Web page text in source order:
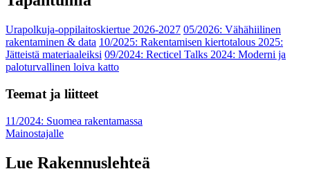
Urapolkuja-oppilaitoskiertue 2026-2027 05/2026: Vähähiilinen
rakentaminen & data 10/2025: Rakentamisen kiertotalous 2025:
Jätteistä materiaaleiksi 09/2024: Recticel Talks 2024: Moderni ja
paloturvallinen loiva katto
Teemat ja liitteet
11/2024: Suomea rakentamassa
Mainostajalle
Lue Rakennuslehteä